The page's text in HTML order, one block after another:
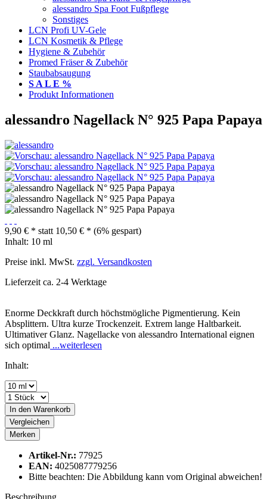
alessandro Spa Foot Fußpflege
Sonstiges
LCN Profi UV-Gele
LCN Kosmetik & Pflege
Hygiene & Zubehör
Promed Fräser & Zubehör
Staubabsaugung
S A L E %
Produkt Informationen
alessandro Nagellack N° 925 Papa Papaya
9,90 € * statt 10,50 € * (6% gespart)
Inhalt: 10 ml
Preise inkl. MwSt. zzgl. Versandkosten
Lieferzeit ca. 2-4 Werktage
Enorme Deckkraft durch höchstmögliche Pigmentierung. Kein
Absplittern. Ultra kurze Trockenzeit. Extrem lange Haltbarkeit.
Ultimativer Glanz. Nagellacke von alessandro International eignen
sich optimal ...weiterlesen
Inhalt:
In den Warenkorb
Vergleichen
Merken
Artikel-Nr.: 77925
EAN: 4025087779256
Bitte beachten: Die Abbildung kann vom Original abweichen!
Beschreibung